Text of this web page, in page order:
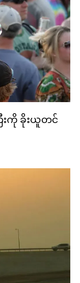
းကို ခိုးယူတင်